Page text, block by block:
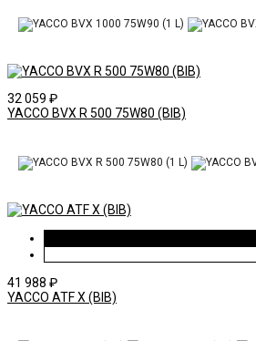
32 059 ₽
YACCO BVX R 500 75W80 (BIB)
41 988 ₽
YACCO ATF X (BIB)